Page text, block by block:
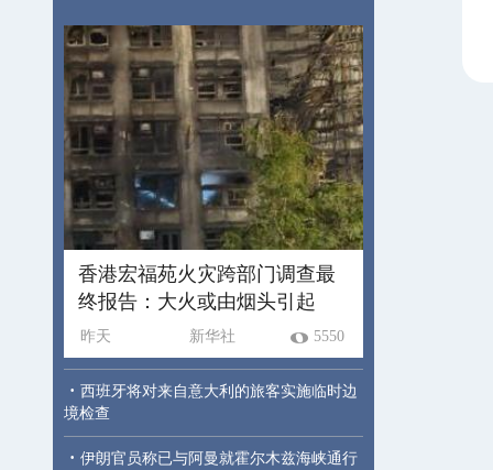
香港宏福苑火灾跨部门调查最
终报告：大火或由烟头引起
昨天 新华社 5550
· 西班牙将对来自意大利的旅客实施临时边
境检查
· 伊朗官员称已与阿曼就霍尔木兹海峡通行